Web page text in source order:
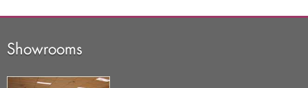
Showrooms